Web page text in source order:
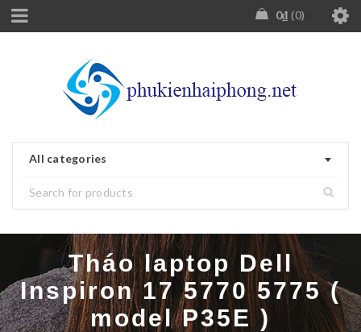
0₫ 0
All categories
Tháo laptop Dell
Inspiron 17 5770 5775 (
model P35E )